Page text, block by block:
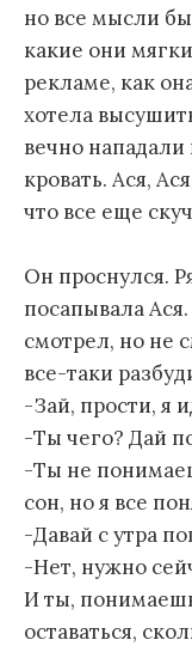
но все мысли
какие они
рекламе, как
хотела
вечно нападали
кровать. Ася,
что все еще
Он проснулся.
посапывала
смотрел, но не
все-таки
-Зай, прости, я
-Ты чего? Дай
-Ты не
сон, но я все
-Давай с утра
-Нет, нужно
И ты,
оставаться,